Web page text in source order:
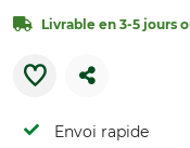
Livrable en 3-5 jours
Envoi rapide